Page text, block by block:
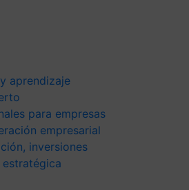
aprendizaje
para empresas
empresarial
inversiones
estratégica